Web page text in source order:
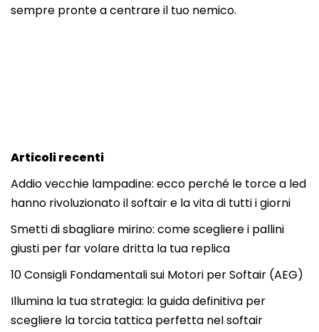
sempre pronte a centrare il tuo nemico.
Articoli recenti
Addio vecchie lampadine: ecco perché le torce a led
hanno rivoluzionato il softair e la vita di tutti i giorni
Smetti di sbagliare mirino: come scegliere i pallini
giusti per far volare dritta la tua replica
10 Consigli Fondamentali sui Motori per Softair (AEG)
Illumina la tua strategia: la guida definitiva per
scegliere la torcia tattica perfetta nel softair